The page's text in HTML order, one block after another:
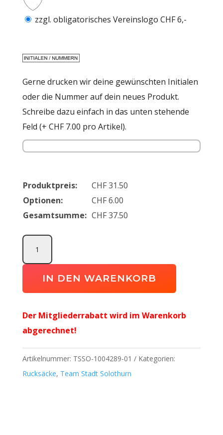
zzgl. obligatorisches Vereinslogo CHF 6,-
Gerne drucken wir deine gewünschten Initialen
oder die Nummer auf dein neues Produkt.
Schreibe dazu einfach in das unten stehende
Feld (+ CHF 7.00 pro Artikel).
Produktpreis: CHF31.50
Optionen:
CHF6.00
Gesamtsumme: CHF37.50
Essential
30L
Team
Stadt
Solothurn
Junioren
IN DEN WARENKORB
Der Mitgliederrabatt wird im Warenkorb
abgerechnet!
Artikelnummer: TSSO-1004289-01
Kategorien:
Rucksäcke, Team Stadt Solothurn